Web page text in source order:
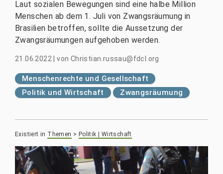
Laut sozialen Bewegungen sind eine halbe Million
Menschen ab dem 1. Juli von Zwangsräumung in
Brasilien betroffen, sollte die Aussetzung der
Zwangsräumungen aufgehoben werden.
21.06.2022 |von Christian.russau@fdcl.org
Menschenrechte und Gesellschaft
Politik und Wirtschaft
Zwangsräumung
Existiert in Themen > Politik | Wirtschaft